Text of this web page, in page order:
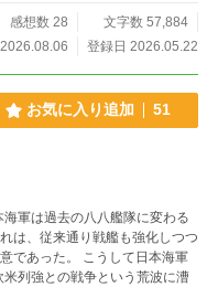
感想数 28
文字数 57,884
登録日 2026.05.22
お気に入り追加 51
軍は過去の八八艦隊に変わる
は、従来通り戦艦も強化しつつ
であった。 こうして日本海軍
列強との戦争という荒波に漕